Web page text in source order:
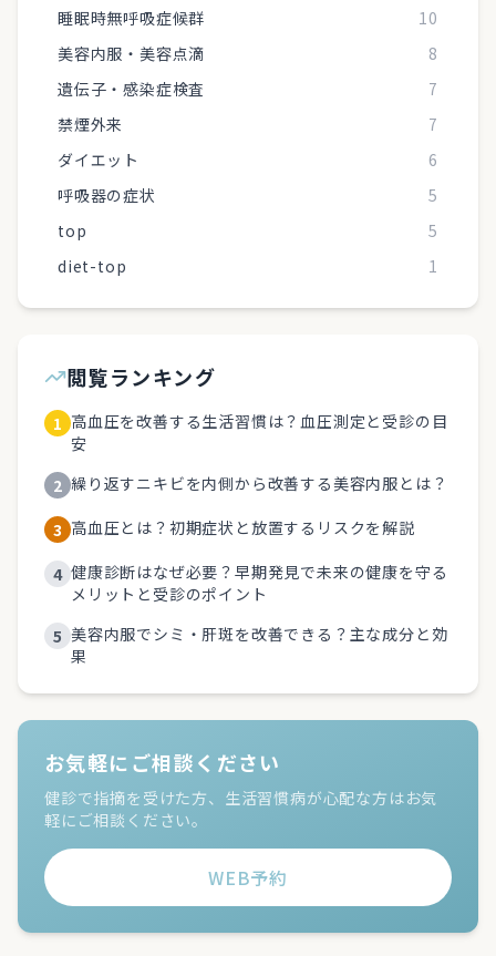
睡眠時無呼吸症候群
10
美容内服・美容点滴
8
遺伝子・感染症検査
7
禁煙外来
7
ダイエット
6
呼吸器の症状
5
top
5
diet-top
1
閲覧ランキング
1 高血圧を改善する生活習慣は？血圧測定と受診の目
安
2 繰り返すニキビを内側から改善する美容内服とは？
3 高血圧とは？初期症状と放置するリスクを解説
4 健康診断はなぜ必要？早期発見で未来の健康を守る
メリットと受診のポイント
5 美容内服でシミ・肝斑を改善できる？主な成分と効
果
お気軽にご相談ください
健診で指摘を受けた方、生活習慣病が心配な方はお気
軽にご相談ください。
WEB予約